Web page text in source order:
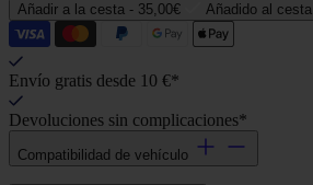
Añadir a la cesta - 35,00€ Añadido al cesta
Envío gratis desde 10 €*
Devoluciones sin complicaciones*
Compatibilidad de vehículo